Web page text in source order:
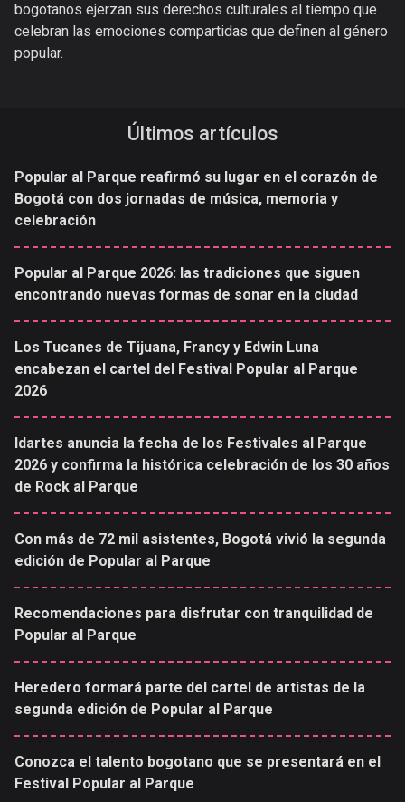
bogotanos ejerzan sus derechos culturales al tiempo que
celebran las emociones compartidas que definen al género
popular.
Últimos artículos
Popular al Parque reafirmó su lugar en el corazón de
Bogotá con dos jornadas de música, memoria y
celebración
Popular al Parque 2026: las tradiciones que siguen
encontrando nuevas formas de sonar en la ciudad
Los Tucanes de Tijuana, Francy y Edwin Luna
encabezan el cartel del Festival Popular al Parque
2026
Idartes anuncia la fecha de los Festivales al Parque
2026 y confirma la histórica celebración de los 30 años
de Rock al Parque
Con más de 72 mil asistentes, Bogotá vivió la segunda
edición de Popular al Parque
Recomendaciones para disfrutar con tranquilidad de
Popular al Parque
Heredero formará parte del cartel de artistas de la
segunda edición de Popular al Parque
Conozca el talento bogotano que se presentará en el
Festival Popular al Parque